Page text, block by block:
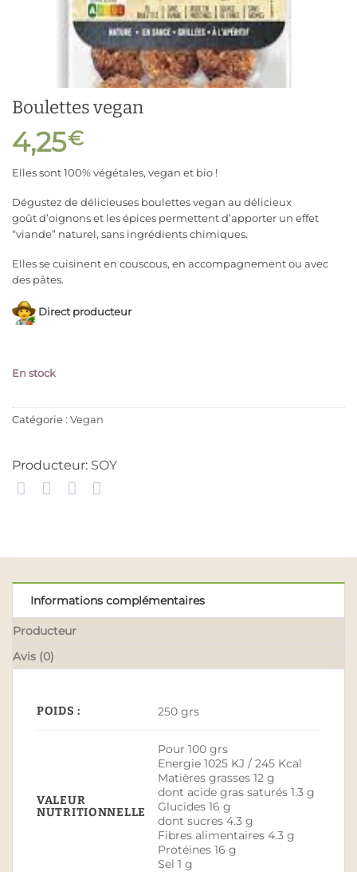
Boulettes vegan
4,25€
Elles sont 100% végétales, vegan et bio !
Dégustez de délicieuses boulettes vegan au délicieux
goût d’oignons et les épices permettent d’apporter un effet
“viande” naturel, sans ingrédients chimiques.
Elles se cuisinent en couscous, en accompagnement ou avec
des pâtes.
Direct producteur
En stock
Catégorie : Vegan
Producteur: SOY
Informations complémentaires
Producteur
Avis (0)
POIDS : 250 grs
VALEUR
NUTRITIONNELLE
Pour 100 grs
Energie 1025 KJ / 245 Kcal
Matières grasses 12 g
dont acide gras saturés 1.3 g
Glucides 16 g
dont sucres 4.3 g
Fibres alimentaires 4.3 g
Protéines 16 g
Sel 1 g